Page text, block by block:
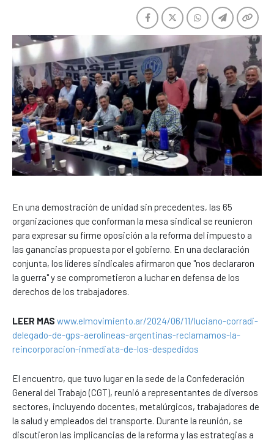
En una demostración de unidad sin precedentes, las 65
organizaciones que conforman la mesa sindical se reunieron
para expresar su firme oposición a la reforma del impuesto a
las ganancias propuesta por el gobierno. En una declaración
conjunta, los líderes sindicales afirmaron que "nos declararon
la guerra" y se comprometieron a luchar en defensa de los
derechos de los trabajadores.
LEER MAS www.elmovimiento.ar/2024/06/11/luciano-corradi-
delegado-de-gps-aerolineas-argentinas-reclamamos-la-
reincorporacion-inmediata-de-los-despedidos
El encuentro, que tuvo lugar en la sede de la Confederación
General del Trabajo (CGT), reunió a representantes de diversos
sectores, incluyendo docentes, metalúrgicos, trabajadores de
la salud y empleados del transporte. Durante la reunión, se
discutieron las implicancias de la reforma y las estrategias a